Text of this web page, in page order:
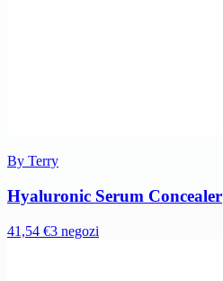
By Terry
Hyaluronic Serum Concealer
41,54 €3 negozi